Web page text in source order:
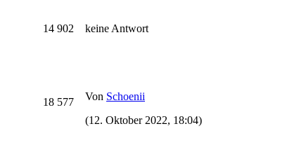
14 902 keine Antwort
18 577 Von Schoenii
(12. Oktober 2022, 18:04)